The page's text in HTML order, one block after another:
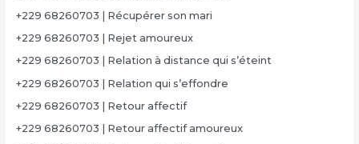
+229 68260703 | Récupérer son mari
+229 68260703 | Rejet amoureux
+229 68260703 | Relation à distance qui s’éteint
+229 68260703 | Relation qui s’effondre
+229 68260703 | Retour affectif
+229 68260703 | Retour affectif amoureux